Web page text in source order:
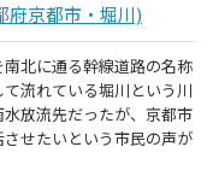
府京都市・堀川)
南北に通る幹線道路の名称
流れている堀川という川
放流先だったが、京都市
せたいという市民の声が